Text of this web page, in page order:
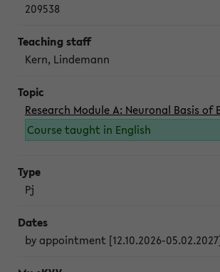
209538
Kern, Lindemann
Research Module A: Neuronal Basis of
Course taught in English
Pj
by appointment [12.10.2026-